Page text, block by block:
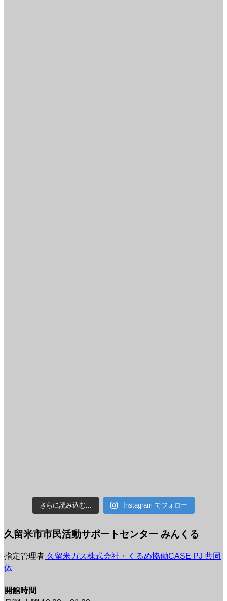
さらに読み込む... Instagram でフォロー
久留米市市民活動サポートセンター みんくる
指定管理者 久留米ガス株式会社・くるめ協働CASE PJ 共同
体
開館時間